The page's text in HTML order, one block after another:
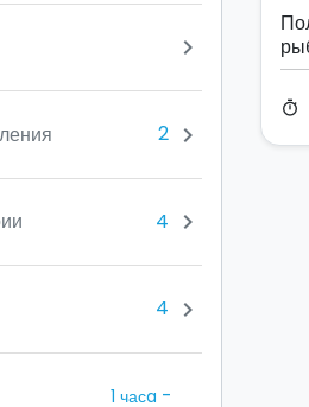
chevron_right
2 chevron_right
4 chevron_right
4 chevron_right
1 часa -
timer